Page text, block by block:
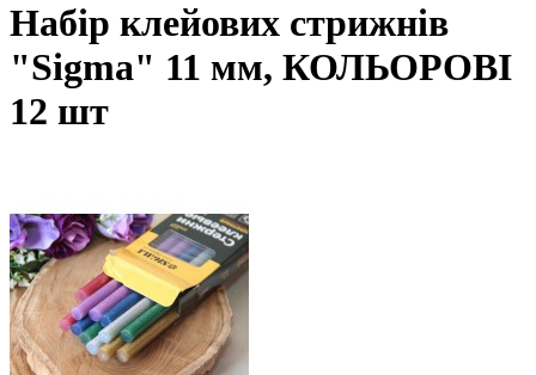
Набір клейових стрижнів
"Sigma" 11 мм, КОЛЬОРОВІ
12 шт